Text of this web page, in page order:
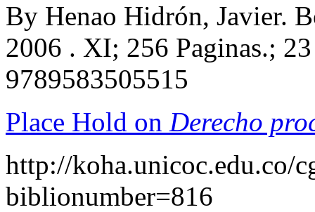
By Henao Hidrón, Javier.
2006 . XI; 256 Paginas.;
9789583505515
Place Hold on Derecho
http://koha.unicoc.edu.co/
biblionumber=816